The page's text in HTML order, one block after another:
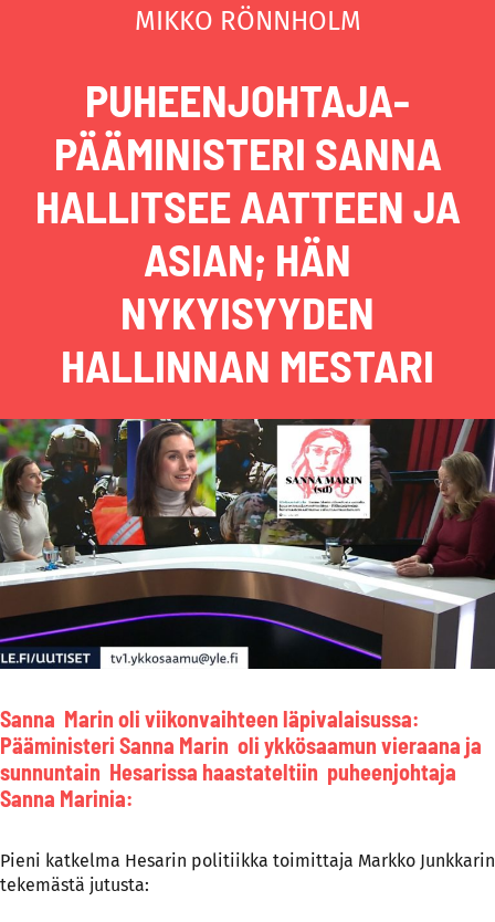
MIKKO RÖNNHOLM
PUHEENJOHTAJA-
PÄÄMINISTERI SANNA
HALLITSEE AATTEEN JA
ASIAN; HÄN
NYKYISYYDEN
HALLINNAN MESTARI
Sanna Marin oli viikonvaihteen läpivalaisussa:
Pääministeri Sanna Marin oli ykkösaamun vieraana ja
sunnuntain Hesarissa haastateltiin puheenjohtaja
Sanna Marinia:
Pieni katkelma Hesarin politiikka toimittaja Markko Junkkarin
tekemästä jutusta: